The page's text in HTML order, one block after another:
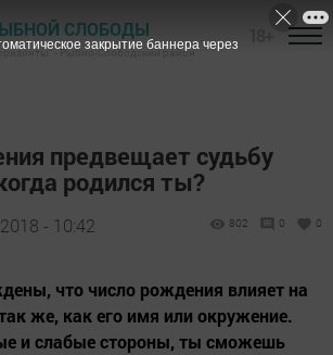
СЛОБОДЫ
- Рыбно-Слободский район
предвещает судьбу
родился ты?
- 10:42 802 0 0
что число рождения влияет на
же, как его имя или окружение.
и слабые стороны, ты сможешь
закрытие баннера через